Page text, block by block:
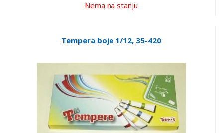
Nema na stanju
Tempera boje 1/12, 35-420